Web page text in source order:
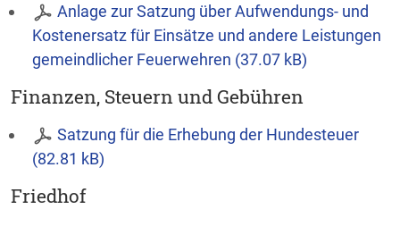
Anlage zur Satzung über Aufwendungs- und
Kostenersatz für Einsätze und andere Leistungen
gemeindlicher Feuerwehren (37.07 kB)
Finanzen, Steuern und Gebühren
Satzung für die Erhebung der Hundesteuer
(82.81 kB)
Friedhof